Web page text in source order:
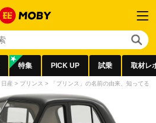
特集 PICK UP 試乗 取材レ
日産 > プリンス > 「プリンス」の名前の由来、知ってる